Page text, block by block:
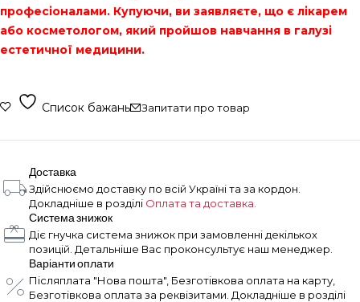
професіоналами. Купуючи, ви заявляєте, що є лікарем
або косметологом, який пройшов навчання в галузі
естетичної медицини.
Список бажань Запитати про товар
Доставка
Здійснюємо доставку по всій Україні та за кордон.
Докладніше в розділі Оплата та доставка.
Система знижок
Діє гнучка система знижок при замовленні декількох
позицій. Детальніше Вас проконсультує наш менеджер.
Варіанти оплати
Післяплата "Нова пошта", Безготівкова оплата на карту,
Безготівкова оплата за реквізитами. Докладніше в розділі